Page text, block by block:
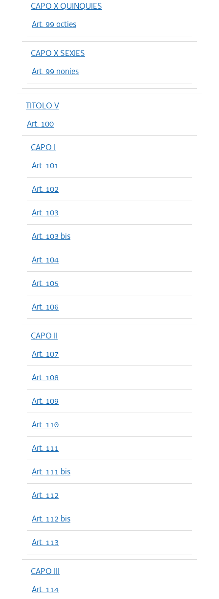
CAPO X QUINQUIES
Art. 99 octies
CAPO X SEXIES
Art. 99 nonies
TITOLO V
Art. 100
CAPO I
Art. 101
Art. 102
Art. 103
Art. 103 bis
Art. 104
Art. 105
Art. 106
CAPO II
Art. 107
Art. 108
Art. 109
Art. 110
Art. 111
Art. 111 bis
Art. 112
Art. 112 bis
Art. 113
CAPO III
Art. 114